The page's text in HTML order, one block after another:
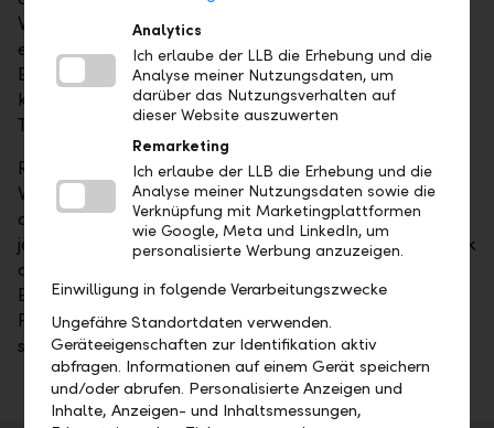
Verwaltungsratspräsident Georg Wohlwend
erläuterte im Anschluss die wichtigsten
Entwicklungen in der Corporate Governance. Auch
kamen verschiedene aktuelle finanzplatzpolitische
Themen zur Sprache.
Regierungschef Adrian Hasler betonte: "Als
Vertreterinnen und Vertreter des Mehrheitsaktionärs
der LLB, des Landes Liechtenstein, schätzen wir den
jährlichen Austausch mit dem Management der Bank
ausserordentlich. Die Gespräche bieten uns vertiefte
Einblicke in aktuelle Entwicklungen in der
Finanzbranche und tragen zum Verständnis der
strategischen Ausrichtung des Unternehmens bei."
Analytics
Ich erlaube der LLB die Erhebung und die
Analyse meiner Nutzungsdaten, um
darüber das Nutzungsverhalten auf
dieser Website auszuwerten
Remarketing
Ich erlaube der LLB die Erhebung und die
Analyse meiner Nutzungsdaten sowie die
Verknüpfung mit Marketingplattformen
wie Google, Meta und LinkedIn, um
personalisierte Werbung anzuzeigen.
Einwilligung in folgende Verarbeitungszwecke
Ungefähre Standortdaten verwenden.
Geräteeigenschaften zur Identifikation aktiv
abfragen. Informationen auf einem Gerät speichern
und/oder abrufen. Personalisierte Anzeigen und
Inhalte, Anzeigen- und Inhaltsmessungen,